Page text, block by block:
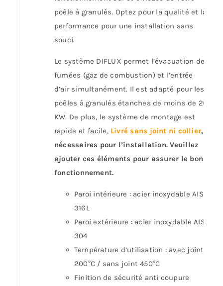
poêle à granulés. Optez pour la qualité et la
performance pour une installation sans
souci.
Le système DIFLUX permet l’évacuation des
fumées (gaz de combustion) et l’entrée
d’air simultanément. Il est adapté pour les
poêles à granulés étanches de moins de 20
KW. De plus, le système de montage est
rapide et facile, Livré sans joint ni collier,
nécessaires pour l’installation. Veuillez
ajouter ces éléments pour assurer le bon
fonctionnement.
Paroi intérieure : acier inoxydable AISI
316L
Paroi extérieure : acier inoxydable AISI
304
Température d’utilisation : avec joint
200°C / sans joint 450°C
Finition de sécurité anti coupure